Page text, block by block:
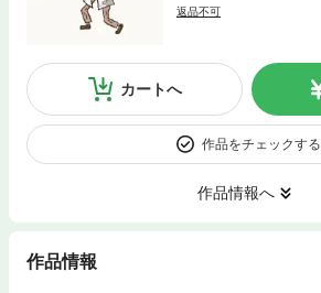
返品不可
カートへ
作品をチェックする
作品情報へ
作品情報